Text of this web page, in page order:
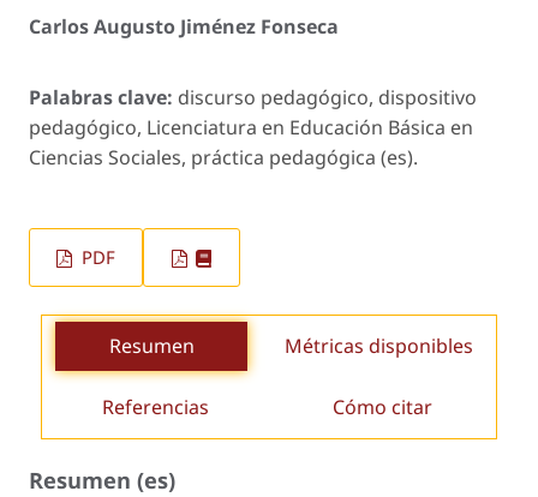
Carlos Augusto Jiménez Fonseca
Palabras clave: discurso pedagógico, dispositivo
pedagógico, Licenciatura en Educación Básica en
Ciencias Sociales, práctica pedagógica (es).
PDF
Resumen Métricas disponibles
Referencias Cómo citar
Resumen (es)